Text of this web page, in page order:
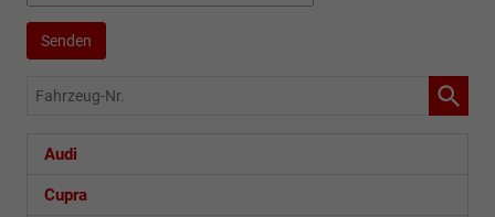
Senden
Fahrzeug-
Audi
Cupra